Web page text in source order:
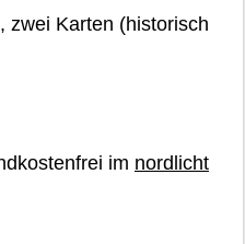
zwei Karten (historisch
im nordlicht